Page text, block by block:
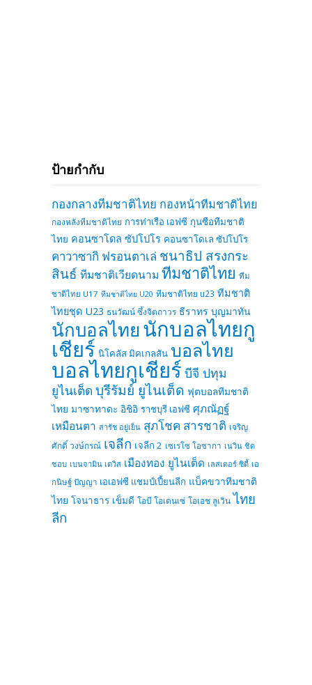
ป้ายกำกับ
กองกลางทีมชาติไทย กองหน้าทีมชาติไทย
กองหลังทีมชาติไทย การท่าเรือ เอฟซี กุนซือทีมชาติ
ไทย คอนซาโดล ซัปโปโร คอนซาโดเล ซัปโปโร
คาวาซากิ ฟรอนตาเล่ ชนาธิป สรงกระ
สินธ์ ทีมชาติเวียดนาม ทีมชาติไทย ทีม
ชาติไทย U17 ทีมชาติไทย U20 ทีมชาติไทย u23 ทีมชาติ
ไทยชุด U23 ธนวัฒน์ ซึ้งจิตถาวร ธีราทร บุญมาทัน
นักบอลไทยนักบอลไทยกู
เชียร์ นิโคลัส มิคเกลสัน บอลไทย
บอลไทยกูเชียร์ บีจี ปทุม
ยูไนเต็ด บุรีรัมย์ ยูไนเต็ด ฟุตบอลทีมชาติ
ไทย มาซาทาดะ อิชิอิ ราชบุรี เอฟซี ศุภณัฏฐ์
เหมือนตา สารัช อยู่เย็น สุภโชค สารชาติ เจริญ
ศักดิ์ วงษ์กรณ์ เจลีก เจลีก 2 เซเรโซ โอซากา เนวิน ชิด
ชอบ เบนจามิน เดวิส เมืองทอง ยูไนเต็ด เลสเตอร์ ซิตี้ เอ
กนิษฐ์ ปัญญา เอเอฟซี แชมป์เปี้ยนลีก แบ็คขวาทีมชาติ
ไทย โจนาธาร เข็มดี โอบี โอเดนเซ่ โอเอช ลูเวิน ไทย
ลีก